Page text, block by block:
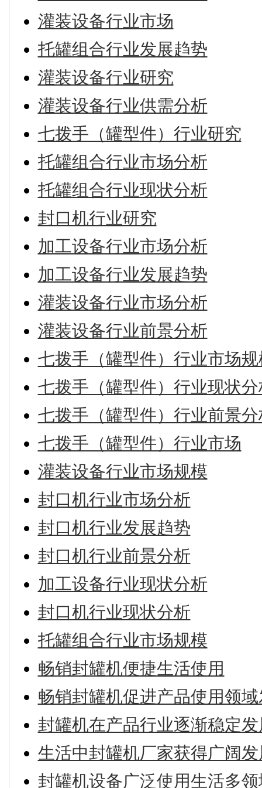
灌装设备行业市场
托罐组合行业发展趋势
灌装设备行业研究
灌装设备行业供需分析
七拨手（罐型件）行业研究
托罐组合行业市场分析
托罐组合行业现状分析
封口机行业研究
加工设备行业市场分析
加工设备行业发展趋势
灌装设备行业市场分析
灌装设备行业前景分析
七拨手（罐型件）行业市场规
七拨手（罐型件）行业现状分
七拨手（罐型件）行业前景分
七拨手（罐型件）行业市场
灌装设备行业市场规模
封口机行业市场分析
封口机行业发展趋势
封口机行业前景分析
加工设备行业现状分析
封口机行业现状分析
托罐组合行业市场规模
畅销封罐机便捷生活使用
畅销封罐机促进产品使用领
封罐机在产品行业逐渐稳定发
生活中封罐机厂家获得广阔
封罐机设备广泛使用生活多领